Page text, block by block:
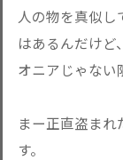
人の物を真似
はあるんだけど
オニアじゃない
まー正直盗ま
す。